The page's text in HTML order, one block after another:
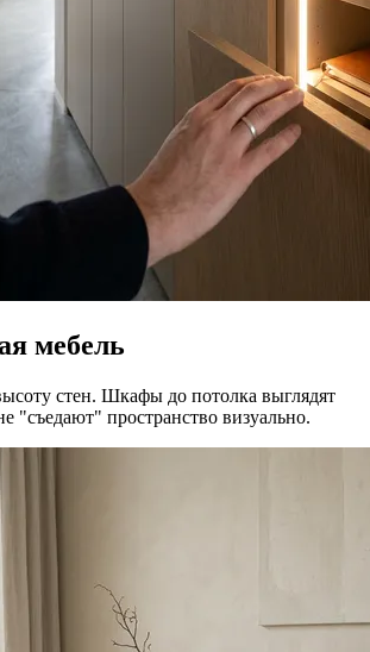
мебель
стен. Шкафы до потолка выглядят
"съедают" пространство визуально.